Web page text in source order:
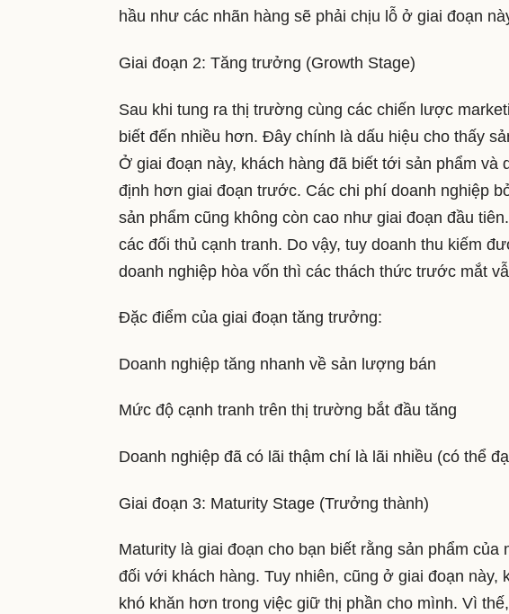
hầu như các nhãn hàng sẽ phải chịu lỗ ở giai đoạn
Giai đoạn 2: Tăng trưởng (Growth Stage)
Sau khi tung ra thị trường cùng các chiến lược
biết đến nhiều hơn. Đây chính là dấu hiệu cho thấy
Ở giai đoạn này, khách hàng đã biết tới sản phẩm và
định hơn giai đoạn trước. Các chi phí doanh nghiệp
sản phẩm cũng không còn cao như giai đoạn đầu
các đối thủ cạnh tranh. Do vậy, tuy doanh thu kiếm
doanh nghiệp hòa vốn thì các thách thức trước mắt
Đặc điểm của giai đoạn tăng trưởng:
Doanh nghiệp tăng nhanh về sản lượng bán
Mức độ cạnh tranh trên thị trường bắt đầu tăng
Doanh nghiệp đã có lãi thậm chí là lãi nhiều (có thể
Giai đoạn 3: Maturity Stage (Trưởng thành)
Maturity là giai đoạn cho bạn biết rằng sản phẩm
đối với khách hàng. Tuy nhiên, cũng ở giai đoạn này,
khó khăn hơn trong việc giữ thị phần cho mình. Vì